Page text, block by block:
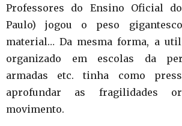
Professores do Ensino Oficial
Paulo) jogou o peso
material… Da mesma forma, a
organizado em escolas da
armadas etc. tinha como
aprofundar as fragilidades
movimento.